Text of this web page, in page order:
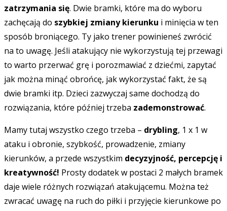
zatrzymania się. Dwie bramki, które ma do wyboru
zachęcają do szybkiej zmiany kierunku i minięcia w ten
sposób broniącego. Ty jako trener powinieneś zwrócić
na to uwagę. Jeśli atakujący nie wykorzystują tej przewagi
to warto przerwać grę i porozmawiać z dziećmi, zapytać
jak można minąć obrońcę, jak wykorzystać fakt, że są
dwie bramki itp. Dzieci zazwyczaj same dochodzą do
rozwiązania, które później trzeba zademonstrować.
Mamy tutaj wszystko czego trzeba – drybling, 1 x 1 w
ataku i obronie, szybkość, prowadzenie, zmiany
kierunków, a przede wszystkim decyzyjność, percepcję i
kreatywność! Prosty dodatek w postaci 2 małych bramek
daje wiele różnych rozwiązań atakującemu. Można też
zwracać uwagę na ruch do piłki i przyjęcie kierunkowe po